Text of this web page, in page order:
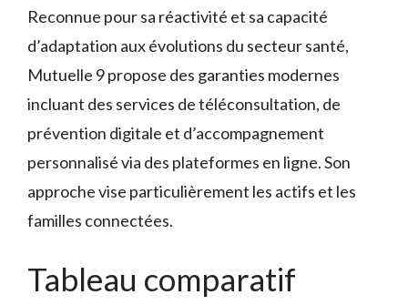
Reconnue pour sa réactivité et sa capacité
d’adaptation aux évolutions du secteur santé,
Mutuelle 9 propose des garanties modernes
incluant des services de téléconsultation, de
prévention digitale et d’accompagnement
personnalisé via des plateformes en ligne. Son
approche vise particulièrement les actifs et les
familles connectées.
Tableau comparatif